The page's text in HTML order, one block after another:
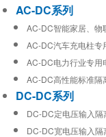
AC-DC系列
AC-DC智能家居、物
AC-DC汽车充电柱专
AC-DC电力行业专用
AC-DC高性能标准隔
DC-DC系列
DC-DC定电压输入隔
DC-DC宽电压输入隔